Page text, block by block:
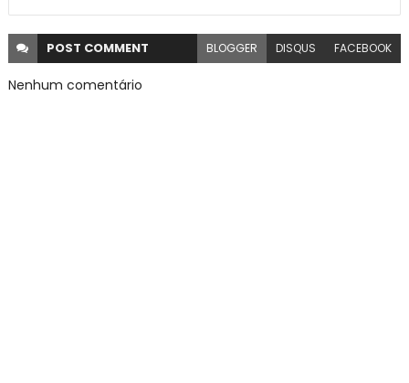
POST COMMENT BLOGGER DISQUS FACEBOOK
Nenhum comentário